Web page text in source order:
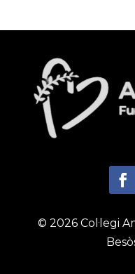
© 2026 Col·legi